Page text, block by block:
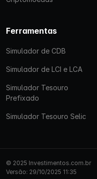
Ferramentas
Simulador de CDB
Simulador de LCI e LCA
Simulador Tesouro
Prefixado
Simulador Tesouro Selic
© 2025 Investimentos.com.br
Versão: 29/10/2025 11:35